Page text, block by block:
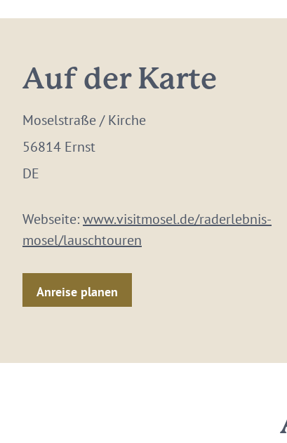
Auf der Karte
Moselstraße / Kirche
56814 Ernst
DE
Webseite:www.visitmosel.de/raderlebnis-
mosel/lauschtouren
Anreise planen